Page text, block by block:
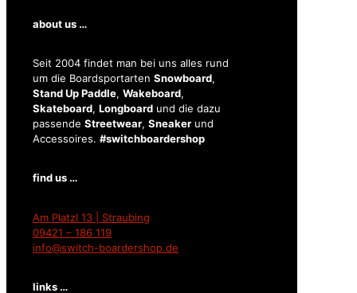
about us …
Seit 2004 findet man bei uns alles rund
um die Boardsportarten Snowboard,
Stand Up Paddle, Wakeboard,
Skateboard, Longboard und die dazu
passende Streetwear, Sneaker und
Accessoires. #switchboardershop
find us …
Am Platzl 13 | Straubing
09421 – 186 119
info@switch-boardershop.de
links …